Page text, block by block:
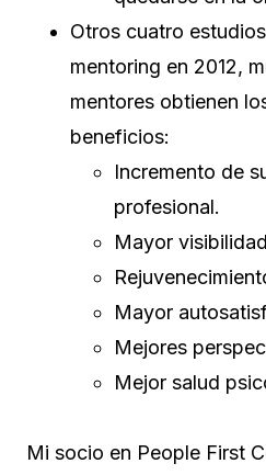
Otros cuatro
mentoring en 2012,
mentores obtienen
beneficios:
Incremento de
profesional.
Mayor
Mayor
Mejores
Mejor salud
Mi socio en People First